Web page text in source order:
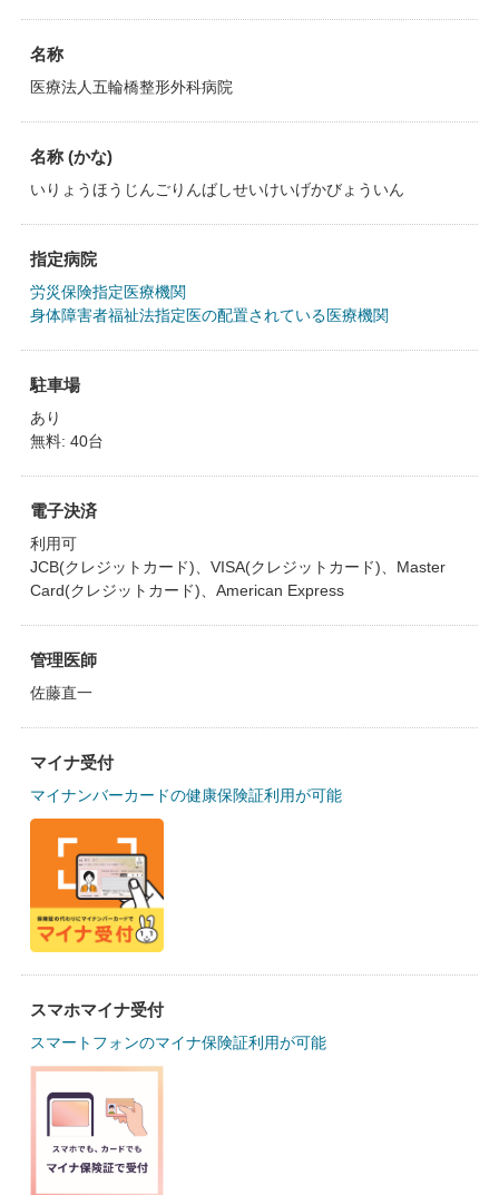
名称
医療法人五輪橋整形外科病院
名称 (かな)
いりょうほうじんごりんばしせいけいげかびょういん
指定病院
労災保険指定医療機関
身体障害者福祉法指定医の配置されている医療機関
駐車場
あり
無料: 40台
電子決済
利用可
JCB(クレジットカード)、VISA(クレジットカード)、Master
Card(クレジットカード)、American Express
管理医師
佐藤直一
マイナ受付
マイナンバーカードの健康保険証利用が可能
スマホマイナ受付
スマートフォンのマイナ保険証利用が可能